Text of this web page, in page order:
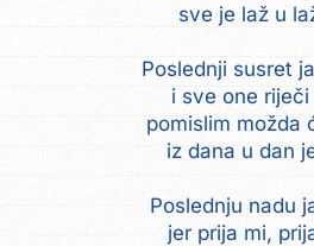
sve je laž u
Poslednji susret
i sve one
pomislim možda
iz dana u dan
Poslednju nadu
jer prija mi,